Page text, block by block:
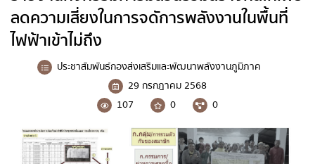
หน่วยงานภายใน
กลุ่มตรวจสอบภายใน
กลุ่มพัฒนาระบบบริหาร
กองกลาง
ลดความเสี่ยงในการจดัการพลังงานในพื้นที่
ไฟฟ้าเข้าไม่ถึง
ประชาสัมพันธ์กองส่งเสริมและพัฒนาพลังงานภูมิภาค
29 กรกฎาคม 2568
107
0 0